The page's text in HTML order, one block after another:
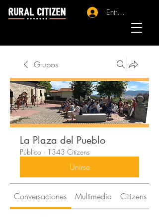
Entrar - Registro
Grupos
La Plaza del Pueblo
Público · 1343 Citizens
Unirse
Conversaciones Multimedia Citizens